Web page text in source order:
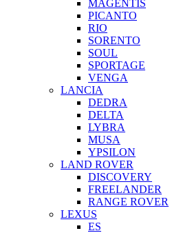
MAGENTIS
PICANTO
RIO
SORENTO
SOUL
SPORTAGE
VENGA
LANCIA
DEDRA
DELTA
LYBRA
MUSA
YPSILON
LAND ROVER
DISCOVERY
FREELANDER
RANGE ROVER
LEXUS
ES